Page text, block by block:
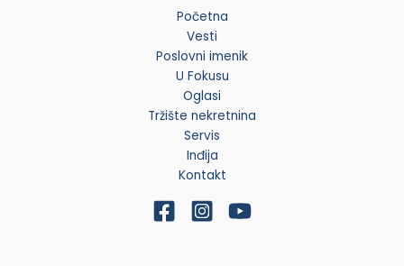
Početna
Vesti
Poslovni imenik
U Fokusu
Oglasi
Tržište nekretnina
Servis
Inđija
Kontakt